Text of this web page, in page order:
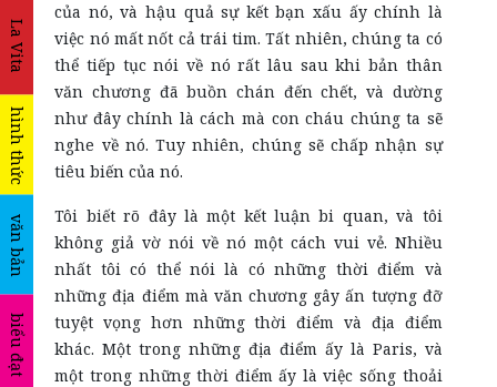
La Vita
hình thức
văn bản
biểu đạt
của nó, và hậu quả sự kết bạn xấu ấy chính là
việc nó mất nốt cả trái tim. Tất nhiên, chúng ta có
thể tiếp tục nói về nó rất lâu sau khi bản thân
văn chương đã buồn chán đến chết, và dường
như đây chính là cách mà con cháu chúng ta sẽ
nghe về nó. Tuy nhiên, chúng sẽ chấp nhận sự
tiêu biến của nó.
Tôi biết rõ đây là một kết luận bi quan, và tôi
không giả vờ nói về nó một cách vui vẻ. Nhiều
nhất tôi có thể nói là có những thời điểm và
những địa điểm mà văn chương gây ấn tượng đỡ
tuyệt vọng hơn những thời điểm và địa điểm
khác. Một trong những địa điểm ấy là Paris, và
một trong những thời điểm ấy là việc sống thoải